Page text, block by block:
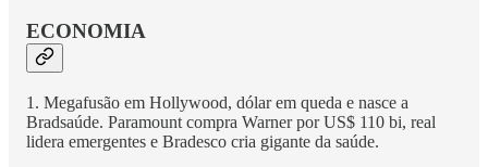
ECONOMIA
1. Megafusão em Hollywood, dólar em queda e nasce a
Bradsaúde. Paramount compra Warner por US$ 110 bi, real
lidera emergentes e Bradesco cria gigante da saúde.